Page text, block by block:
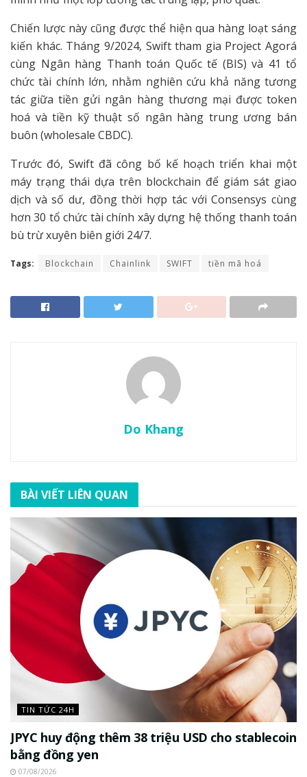
Chiến lược này cũng được thể hiện qua hàng loạt sáng
kiến khác. Tháng 9/2024, Swift tham gia Project Agorá
cùng Ngân hàng Thanh toán Quốc tế (BIS) và 41 tổ
chức tài chính lớn, nhằm nghiên cứu khả năng tương
tác giữa tiền gửi ngân hàng thương mại được token
hoá và tiền kỹ thuật số ngân hàng trung ương bán
buôn (wholesale CBDC).
Trước đó, Swift đã công bố kế hoạch triển khai một
máy trạng thái dựa trên blockchain để giám sát giao
dịch và số dư, đồng thời hợp tác với Consensys cùng
hơn 30 tổ chức tài chính xây dựng hệ thống thanh toán
bù trừ xuyên biên giới 24/7.
Tags: Blockchain Chainlink SWIFT tiền mã hoá
Do Khang
BÀI VIẾT LIÊN QUAN
TIN TỨC 24H
JPYC huy động thêm 38 triệu USD cho stablecoin
bằng đồng yen
07/08/2026